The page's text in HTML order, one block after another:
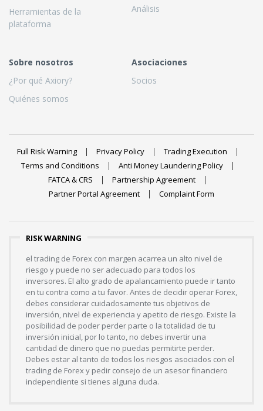
Herramientas de la
plataforma
Análisis
Sobre nosotros
¿Por qué Axiory?
Quiénes somos
Asociaciones
Socios
Full Risk Warning Privacy Policy
Trading Execution
Terms and Conditions
Anti Money Laundering Policy
FATCA & CRS
Partnership Agreement
Partner Portal Agreement
Complaint Form
RISK WARNING
el trading de Forex con margen acarrea un alto nivel de
riesgo y puede no ser adecuado para todos los
inversores. El alto grado de apalancamiento puede ir tanto
en tu contra como a tu favor. Antes de decidir operar Forex,
debes considerar cuidadosamente tus objetivos de
inversión, nivel de experiencia y apetito de riesgo. Existe la
posibilidad de poder perder parte o la totalidad de tu
inversión inicial, por lo tanto, no debes invertir una
cantidad de dinero que no puedas permitirte perder.
Debes estar al tanto de todos los riesgos asociados con el
trading de Forex y pedir consejo de un asesor financiero
independiente si tienes alguna duda.